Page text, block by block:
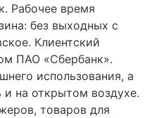
Рабочее время
без выходных с
Клиентский
ПАО «Сбербанк».
использования, а
на открытом воздухе.
товаров для